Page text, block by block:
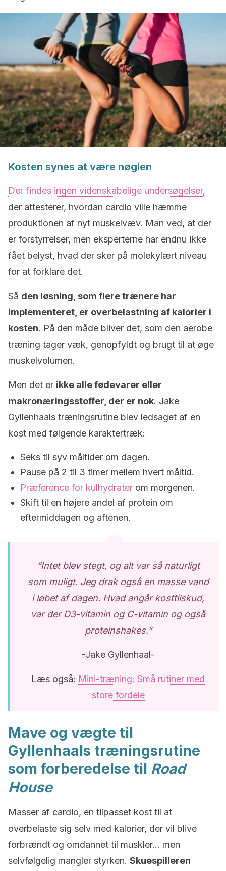
Kosten synes at være nøglen
Der findes ingen videnskabelige undersøgelser,
der attesterer, hvordan cardio ville hæmme
produktionen af nyt muskelvæv. Man ved, at der
er forstyrrelser, men eksperterne har endnu ikke
fået belyst, hvad der sker på molekylært niveau
for at forklare det.
Så den løsning, som flere trænere har
implementeret, er overbelastning af kalorier i
kosten. På den måde bliver det, som den aerobe
træning tager væk, genopfyldt og brugt til at øge
muskelvolumen.
Men det er ikke alle fødevarer eller
makronæringsstoffer, der er nok. Jake
Gyllenhaals træningsrutine blev ledsaget af en
kost med følgende karaktertræk:
Seks til syv måltider om dagen.
Pause på 2 til 3 timer mellem hvert måltid.
Præference for kulhydrater om morgenen.
Skift til en højere andel af protein om
eftermiddagen og aftenen.
“Intet blev stegt, og alt var så naturligt
som muligt. Jeg drak også en masse vand
i løbet af dagen. Hvad angår kosttilskud,
var der D3-vitamin og C-vitamin og også
proteinshakes.”
-Jake Gyllenhaal-
Læs også: Mini-træning: Små rutiner med
store fordele
Mave og vægte til
Gyllenhaals træningsrutine
som forberedelse til Road
House
Masser af cardio, en tilpasset kost til at
overbelaste sig selv med kalorier, der vil blive
forbrændt og omdannet til muskler… men
selvfølgelig mangler styrken. Skuespilleren